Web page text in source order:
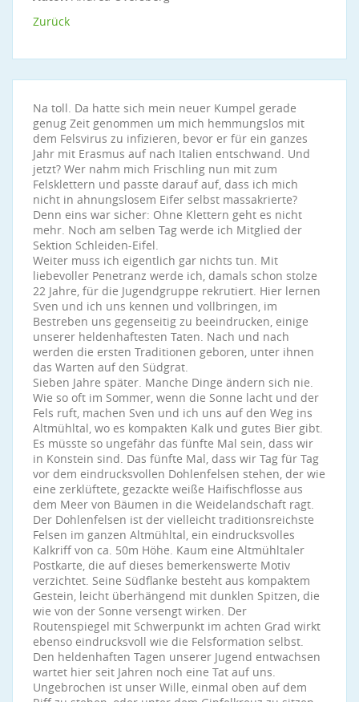
Zurück
Na toll. Da hatte sich mein neuer Kumpel gerade
genug Zeit genommen um mich hemmungslos mit
dem Felsvirus zu infizieren, bevor er für ein ganzes
Jahr mit Erasmus auf nach Italien entschwand. Und
jetzt? Wer nahm mich Frischling nun mit zum
Felsklettern und passte darauf auf, dass ich mich
nicht in ahnungslosem Eifer selbst massakrierte?
Denn eins war sicher: Ohne Klettern geht es nicht
mehr. Noch am selben Tag werde ich Mitglied der
Sektion Schleiden-Eifel.
Weiter muss ich eigentlich gar nichts tun. Mit
liebevoller Penetranz werde ich, damals schon stolze
22 Jahre, für die Jugendgruppe rekrutiert. Hier lernen
Sven und ich uns kennen und vollbringen, im
Bestreben uns gegenseitig zu beeindrucken, einige
unserer heldenhaftesten Taten. Nach und nach
werden die ersten Traditionen geboren, unter ihnen
das Warten auf den Südgrat.
Sieben Jahre später. Manche Dinge ändern sich nie.
Wie so oft im Sommer, wenn die Sonne lacht und der
Fels ruft, machen Sven und ich uns auf den Weg ins
Altmühltal, wo es kompakten Kalk und gutes Bier gibt.
Es müsste so ungefähr das fünfte Mal sein, dass wir
in Konstein sind. Das fünfte Mal, dass wir Tag für Tag
vor dem eindrucksvollen Dohlenfelsen stehen, der wie
eine zerklüftete, gezackte weiße Haifischflosse aus
dem Meer von Bäumen in die Weidelandschaft ragt.
Der Dohlenfelsen ist der vielleicht traditionsreichste
Felsen im ganzen Altmühltal, ein eindrucksvolles
Kalkriff von ca. 50m Höhe. Kaum eine Altmühltaler
Postkarte, die auf dieses bemerkenswerte Motiv
verzichtet. Seine Südflanke besteht aus kompaktem
Gestein, leicht überhängend mit dunklen Spitzen, die
wie von der Sonne versengt wirken. Der
Routenspiegel mit Schwerpunkt im achten Grad wirkt
ebenso eindrucksvoll wie die Felsformation selbst.
Den heldenhaften Tagen unserer Jugend entwachsen
wartet hier seit Jahren noch eine Tat auf uns.
Ungebrochen ist unser Wille, einmal oben auf dem